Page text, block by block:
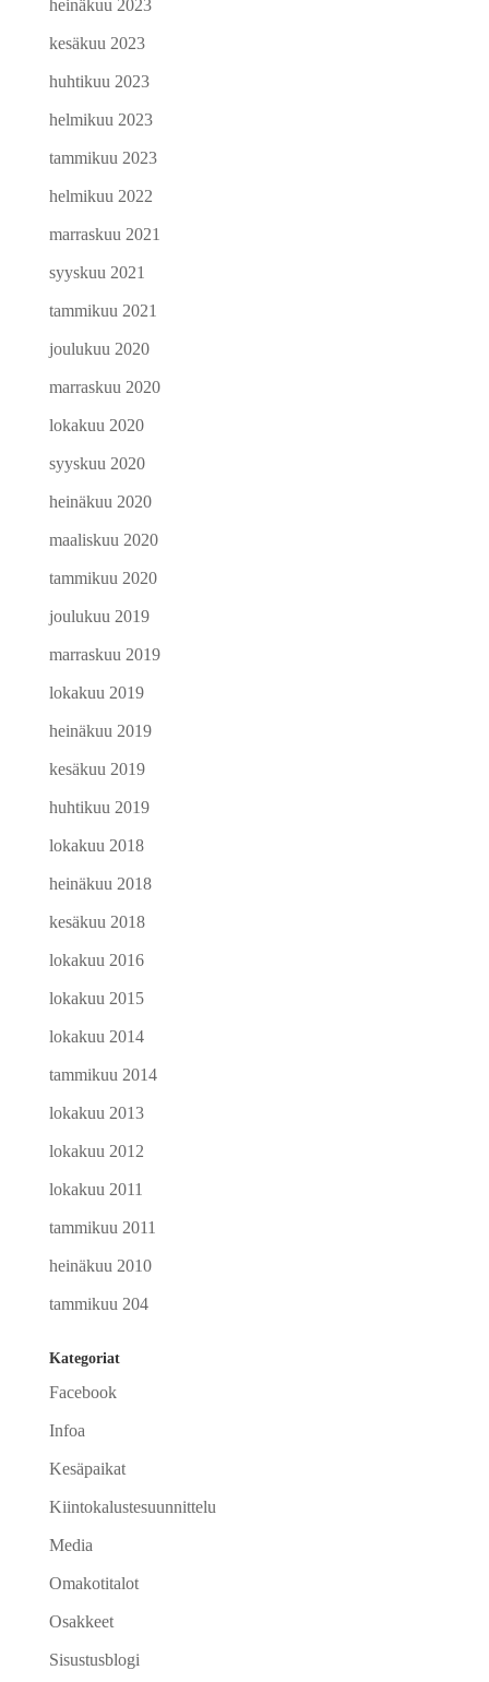
heinäkuu 2023
kesäkuu 2023
huhtikuu 2023
helmikuu 2023
tammikuu 2023
helmikuu 2022
marraskuu 2021
syyskuu 2021
tammikuu 2021
joulukuu 2020
marraskuu 2020
lokakuu 2020
syyskuu 2020
heinäkuu 2020
maaliskuu 2020
tammikuu 2020
joulukuu 2019
marraskuu 2019
lokakuu 2019
heinäkuu 2019
kesäkuu 2019
huhtikuu 2019
lokakuu 2018
heinäkuu 2018
kesäkuu 2018
lokakuu 2016
lokakuu 2015
lokakuu 2014
tammikuu 2014
lokakuu 2013
lokakuu 2012
lokakuu 2011
tammikuu 2011
heinäkuu 2010
tammikuu 204
Kategoriat
Facebook
Infoa
Kesäpaikat
Kiintokalustesuunnittelu
Media
Omakotitalot
Osakkeet
Sisustusblogi